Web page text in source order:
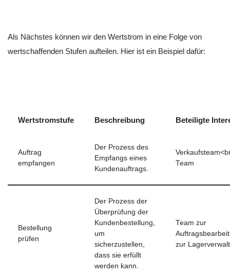
Als Nächstes können wir den Wertstrom in eine Folge von
wertschaffenden Stufen aufteilen. Hier ist ein Beispiel dafür:
Wertstromstufe Beschreibung Beteiligte
Auftrag
empfangen
Der Prozess des
Empfangs eines
Kundenauftrags.
Team
Bestellung
prüfen
Der Prozess der
Überprüfung der
Kundenbestellung,
um
sicherzustellen,
dass sie erfüllt
werden kann.
Team zur
zur